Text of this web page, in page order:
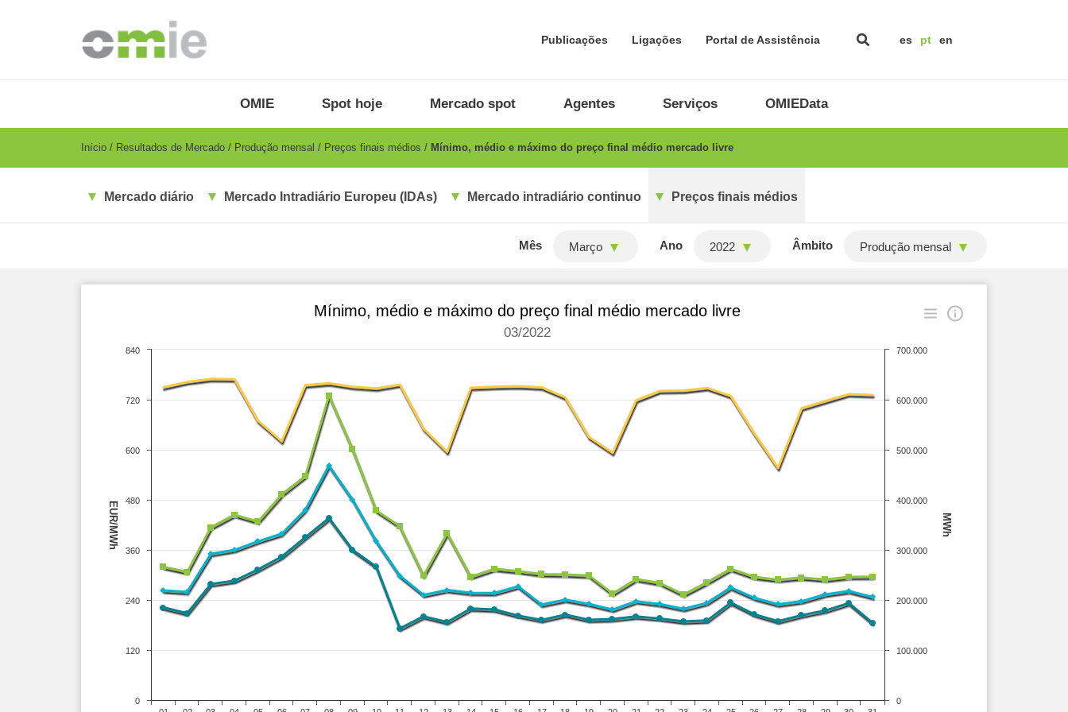
Publicações Ligações Portal de Assistência es pt en
PT
OMIE Spot hoje Mercado spot Agentes Serviços OMIEData
Breadcrumb
Início Resultados de Mercado Produção mensal Preços finais médios Mínimo, médio e máximo do preço final médio mercado livre
Mercado diário Mercado Intradiário Europeu (IDAs) Mercado intradiário continuo Preços finais médios
Mês Março Ano 2022 Âmbito Produção mensal
MWh
EUR/MWh
Mínimo, médio e máximo do preço final médio mercado livre
03/2022
0
100.000
200.000
300.000
400.000
500.000
600.000
700.000
0
120
240
360
480
600
720
840